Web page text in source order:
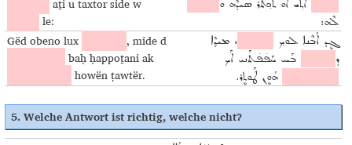
aṯi u taxtor side w
le:
ܐܰܬ݂ܝ ܐܘ ܬܰܟ݂ܬܳܪ ܣܝܕܶܗ ܘ
ܠܶܗ:
Gëd obeno lux
, mide d
baḥ ḥappoṯani ak
howën ṭawtër.
ܓܷܕ ܐܳܒܶܢܐ ܠܘܟ݂
، ܡܝܕ݂ܶܐ
ܕ
ܒܰܚ ܚܰܦ̇ܦ̇ܬܰܢܝ ܐܰܟ
ܗܳܘܷܢ ܛܰܘܬܷܪ.
5. Welche Antwort ist richtig, welche nicht?